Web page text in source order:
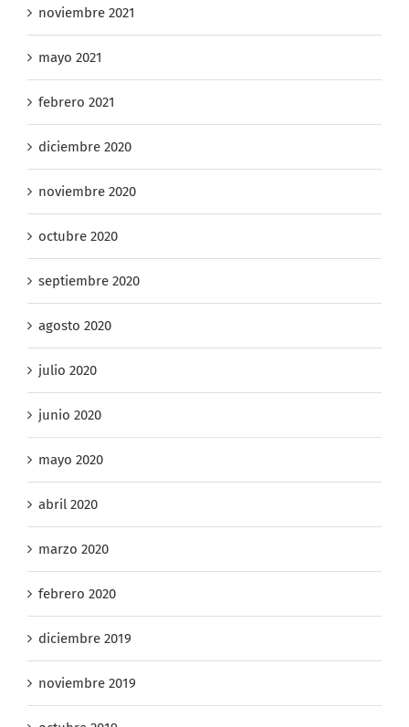
noviembre 2021
mayo 2021
febrero 2021
diciembre 2020
noviembre 2020
octubre 2020
septiembre 2020
agosto 2020
julio 2020
junio 2020
mayo 2020
abril 2020
marzo 2020
febrero 2020
diciembre 2019
noviembre 2019